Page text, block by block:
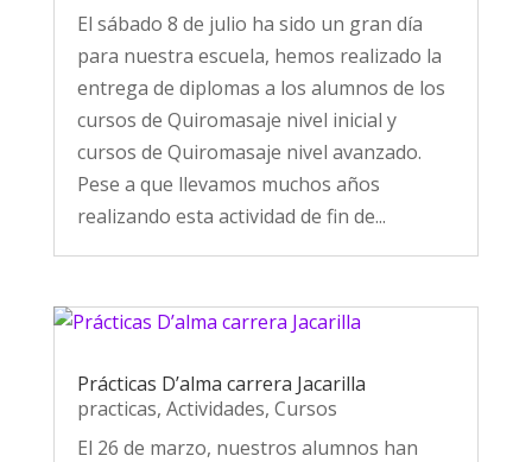
El sábado 8 de julio ha sido un gran día
para nuestra escuela, hemos realizado la
entrega de diplomas a los alumnos de los
cursos de Quiromasaje nivel inicial y
cursos de Quiromasaje nivel avanzado.
Pese a que llevamos muchos años
realizando esta actividad de fin de...
Prácticas D’alma carrera Jacarilla
practicas, Actividades, Cursos
El 26 de marzo, nuestros alumnos han